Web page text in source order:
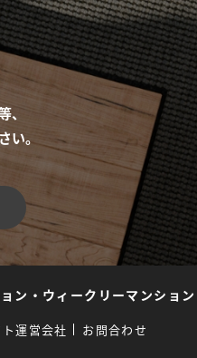
い。
ン・ウィークリーマンション
運営会社 お問合わせ